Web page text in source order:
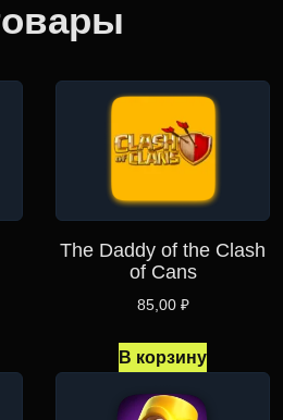
The Daddy of the Clash
of Cans
85,00 ₽
В корзину